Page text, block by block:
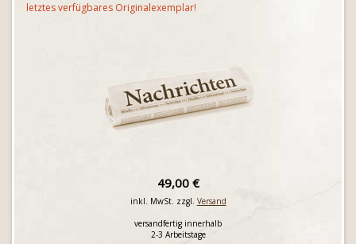
letztes verfügbares Originalexemplar!
49,00 €
inkl. MwSt. zzgl. Versand
versandfertig innerhalb
2-3 Arbeitstage